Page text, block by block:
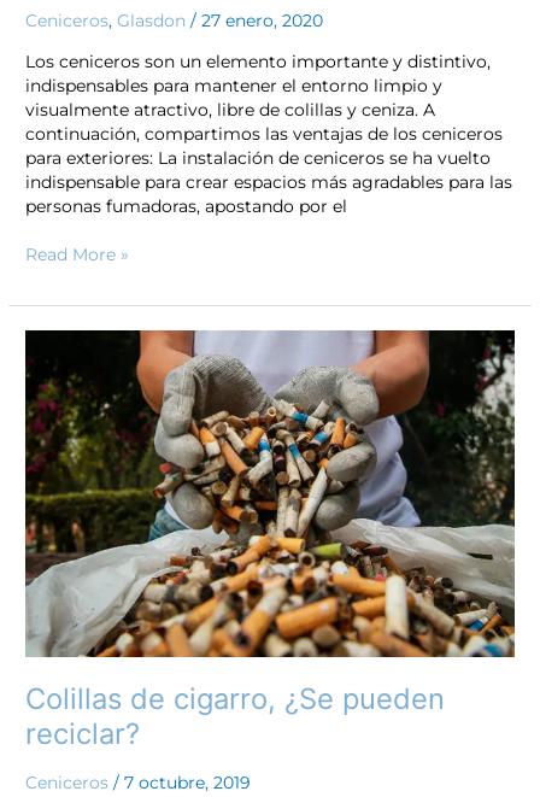
Ceniceros,Glasdon /27 enero, 2020
Los ceniceros son un elemento importante y distintivo,
indispensables para mantener el entorno limpio y
visualmente atractivo, libre de colillas y ceniza. A
continuación, compartimos las ventajas de los ceniceros
para exteriores: La instalación de ceniceros se ha vuelto
indispensable para crear espacios más agradables para las
personas fumadoras, apostando por el
Read More »
Colillas de cigarro, ¿Se pueden
reciclar?
Ceniceros /7 octubre, 2019
de
cigarro,
¿Se
pueden
reciclar?